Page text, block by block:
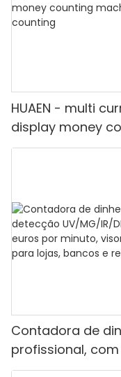
HUAEN - multi
display money
bill counter mix
Contadora de
profissional,
capacidade de